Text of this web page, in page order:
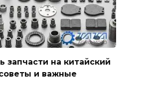
запчасти на китайский
и важные